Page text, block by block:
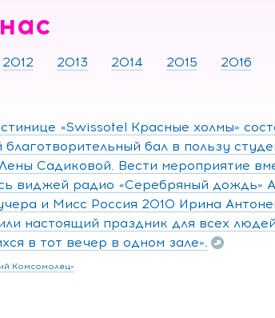
2012 2013 2014 2015 2016
«Swissotel Красные холмы»
бал в пользу
Садиковой. Вести мероприятие
виджей радио «Серебряный дождь»
и Мисс Россия 2010 Ирина
настоящий праздник для всех
в тот вечер в одном зале».
Комсомолец»